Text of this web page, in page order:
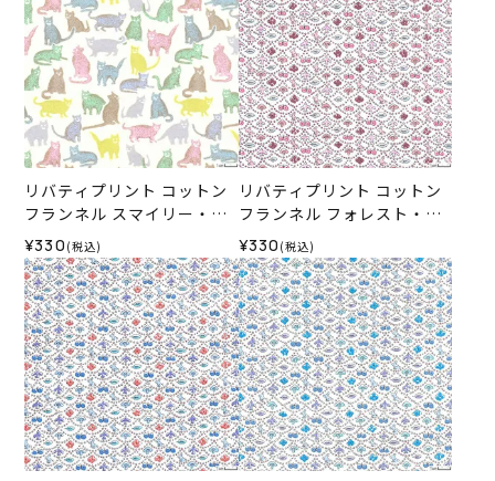
リバティプリント コットン
フランネル スマイリー・キ
ャッツ＜J25A＞生地 （リバ
ティ・ファブリックス）202
5AW
¥330 (税込)
リバティプリント コットン
フランネル フォレスト・ウ
ェーブ＜J25T＞生地 （リバ
ティ・ファブリックス）202
5AW
¥330 (税込)